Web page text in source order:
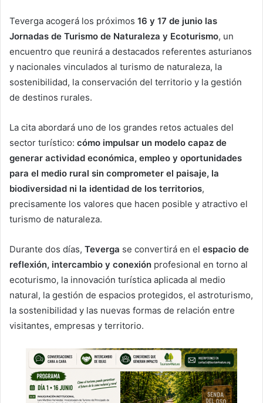
Teverga acogerá los próximos 16 y 17 de junio las
Jornadas de Turismo de Naturaleza y Ecoturismo, un
encuentro que reunirá a destacados referentes asturianos
y nacionales vinculados al turismo de naturaleza, la
sostenibilidad, la conservación del territorio y la gestión
de destinos rurales.
La cita abordará uno de los grandes retos actuales del
sector turístico: cómo impulsar un modelo capaz de
generar actividad económica, empleo y oportunidades
para el medio rural sin comprometer el paisaje, la
biodiversidad ni la identidad de los territorios,
precisamente los valores que hacen posible y atractivo el
turismo de naturaleza.
Durante dos días, Teverga se convertirá en el espacio de
reflexión, intercambio y conexión profesional en torno al
ecoturismo, la innovación turística aplicada al medio
natural, la gestión de espacios protegidos, el astroturismo,
la sostenibilidad y las nuevas formas de relación entre
visitantes, empresas y territorio.